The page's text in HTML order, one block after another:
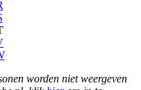
worden niet weergeven